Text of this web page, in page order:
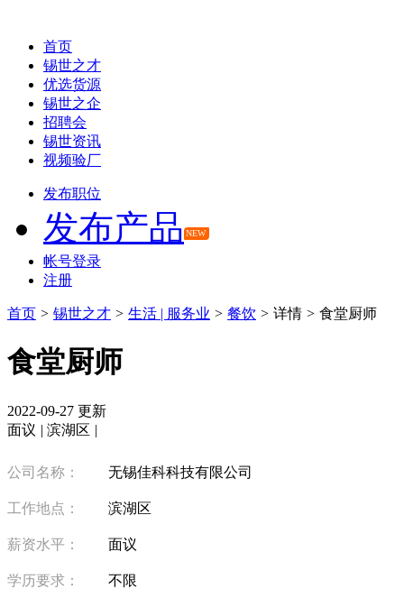
首页
锡世之才
优选货源
锡世之企
招聘会
锡世资讯
视频验厂
发布职位
发布产品 NEW
帐号登录
注册
首页 > 锡世之才 > 生活 | 服务业 > 餐饮 > 详情 > 食堂厨师
食堂厨师
2022-09-27 更新
面议 | 滨湖区 |
公司名称： 无锡佳科科技有限公司
工作地点： 滨湖区
薪资水平： 面议
学历要求： 不限